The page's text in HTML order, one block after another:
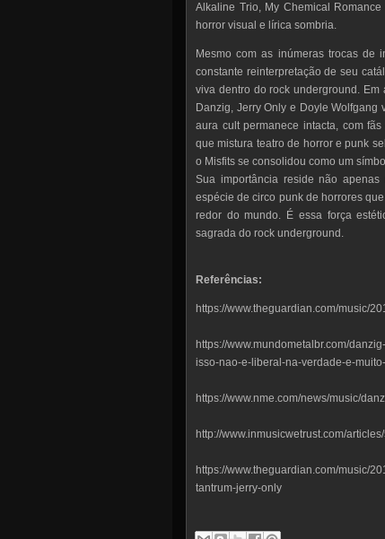
Alkaline Trio, My Chemical
horror visual e lírica sombria.
Mesmo com as inúmeras trocas
constante reinterpretação de seu
viva dentro do rock underground.
Danzig, Jerry Only e Doyle
aura cult permanece intacta, com
que mistura teatro de horror e punk
o Misfits se consolidou como um
Sua importância reside não
espécie de circo punk de horrores
redor do mundo. É essa força
sagrada do rock underground.
Referências:
https://www.theguardian.com/music/
https://www.mundometalbr.com/
isso-nao-e-liberal-na-verdade-e-
https://www.nme.com/news/music/
http://www.inmusicwetrust.com/
https://www.theguardian.com/music/
tantrum-jerry-only